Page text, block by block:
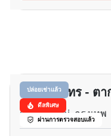
ปล่อยเช่าแล้ว
ดีลพิเศษ
ผ่านการตรวจสอบแล้ว
ซิทรีน สาทร - ตา
วงเวียนใหญ่, กรุงเทพ